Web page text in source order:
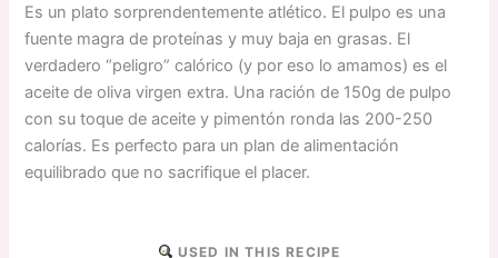
Es un plato sorprendentemente atlético. El pulpo es una
fuente magra de proteínas y muy baja en grasas. El
verdadero “peligro” calórico (y por eso lo amamos) es el
aceite de oliva virgen extra. Una ración de 150g de pulpo
con su toque de aceite y pimentón ronda las 200-250
calorías. Es perfecto para un plan de alimentación
equilibrado que no sacrifique el placer.
USED IN THIS RECIPE